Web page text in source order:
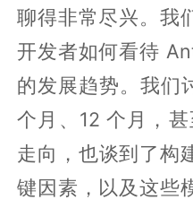
聊得非常尽兴。我
开发者如何看待
的发展趋势。我们
个月、12 个月，
走向，也谈到了构
键因素，以及这些